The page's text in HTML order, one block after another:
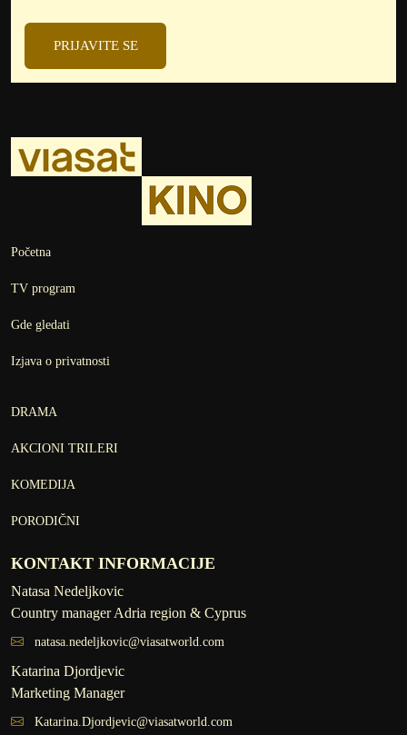
PRIJAVITE SE
Početna
TV program
Gde gledati
Izjava o privatnosti
DRAMA
AKCIONI TRILERI
KOMEDIJA
PORODIČNI
KONTAKT INFORMACIJE
Natasa Nedeljkovic
Country manager Adria region & Cyprus
natasa.nedeljkovic@viasatworld.com
Katarina Djordjevic
Marketing Manager
Katarina.Djordjevic@viasatworld.com